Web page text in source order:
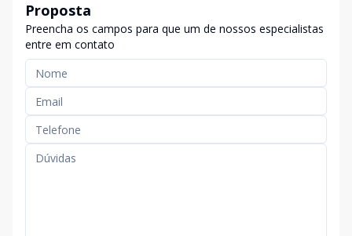
Proposta
Preencha os campos para que um de nossos especialistas
entre em contato